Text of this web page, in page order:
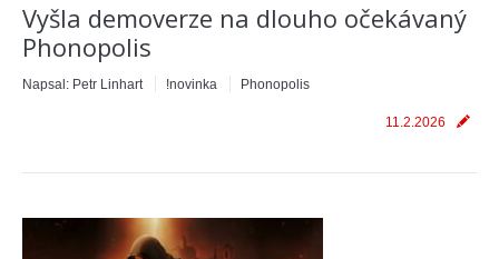
Vyšla demoverze na dlouho očekávaný
Phonopolis
Napsal: Petr Linhart !novinka Phonopolis
11.2.2026